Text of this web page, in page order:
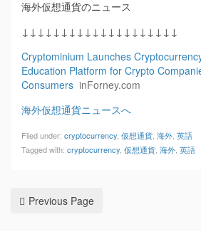
海外仮想通貨のニュース
↓↓↓↓↓↓↓↓↓↓↓↓↓↓↓↓↓↓↓↓
Cryptominium Launches
Education Platform for Crypto
Consumers inForney.com
海外仮想通貨ニュースへ
Filed under: cryptocurrency 仮想通貨 海外 英語
Tagged with: cryptocurrency 仮想通貨 海外 英語
Previous Page